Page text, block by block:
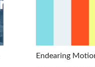
Endearing